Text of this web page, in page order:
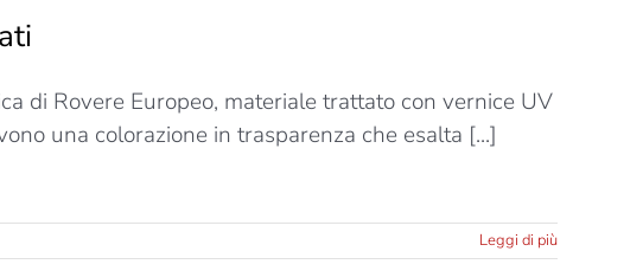
di Rovere Europeo, materiale trattato con vernice UV
una colorazione in trasparenza che esalta [...]
Leggi di più